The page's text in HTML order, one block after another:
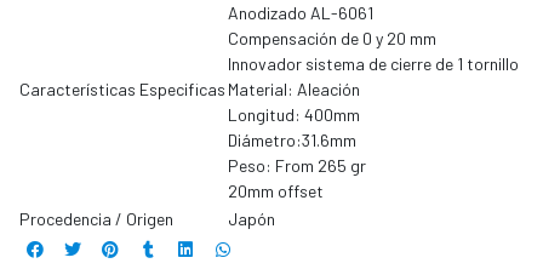
Características Especificas
Anodizado AL-6061
Compensación de 0 y 20 mm
Innovador sistema de cierre de 1 tornillo
Material: Aleación
Longitud: 400mm
Diámetro:31.6mm
Peso: From 265 gr
20mm offset
Procedencia / Origen
Japón